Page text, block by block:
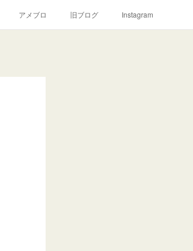
アメブロ 旧ブログ Instagram